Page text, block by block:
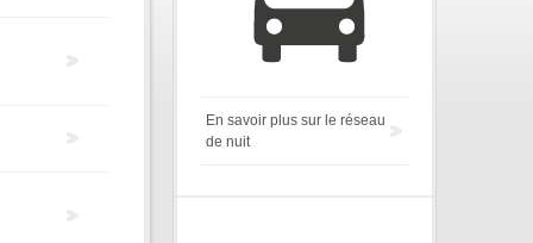
En savoir plus sur le réseau
de nuit